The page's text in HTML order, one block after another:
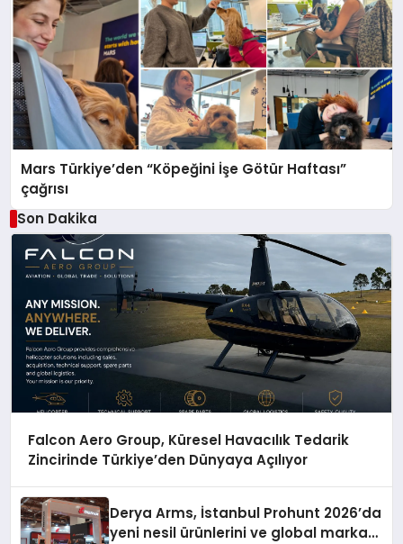
Mars Türkiye’den “Köpeğini İşe Götür Haftası”
çağrısı
Son Dakika
Falcon Aero Group, Küresel Havacılık Tedarik
Zincirinde Türkiye’den Dünyaya Açılıyor
Derya Arms, İstanbul Prohunt 2026’da
yeni nesil ürünlerini ve global marka